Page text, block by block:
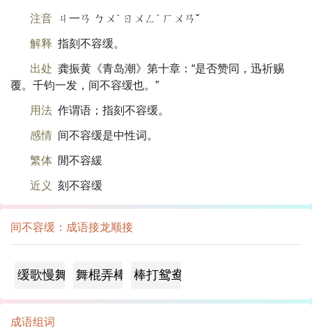
注音 ㄐ一ㄢ ㄅㄨˋ ㄖㄨㄥˊ ㄏㄨㄢˇ
解释 指刻不容缓。
出处 龚振黄《青岛潮》第十章：“是否赞同，迅祈赐
覆。千钧一发，间不容缓也。”
用法 作谓语；指刻不容缓。
感情 间不容缓是中性词。
繁体 閒不容緩
近义 刻不容缓
间不容缓：成语接龙顺接
缓歌慢舞 舞棍弄棒 棒打鸳鸯
成语组词